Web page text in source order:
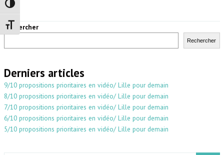
Passer en contraste élevé
Changer la taille de la police
Rechercher
Rechercher
Derniers articles
9/10 propositions prioritaires en vidéo/ Lille pour demain
8/10 propositions prioritaires en vidéo/ Lille pour demain
7/10 propositions prioritaires en vidéo/ Lille pour demain
6/10 propositions prioritaires en vidéo/ Lille pour demain
5/10 propositions prioritaires en vidéo/ Lille pour demain